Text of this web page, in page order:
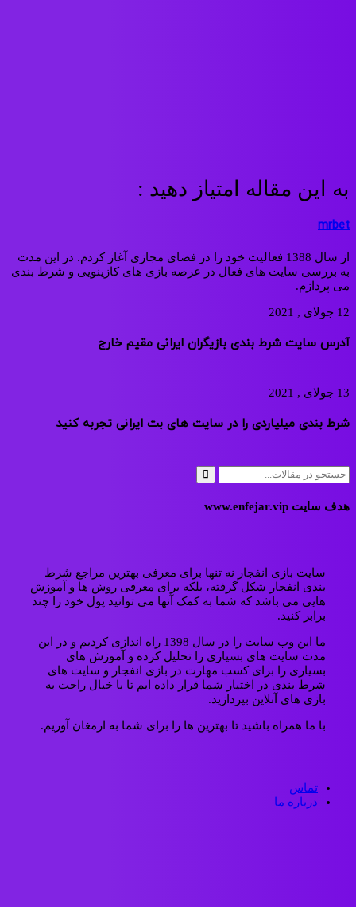
به این مقاله امتیاز دهید :
mrbet
از سال 1388 فعالیت خود را در فضای مجازی آغاز کردم. در این مدت
به بررسی سایت های فعال در عرصه بازی های کازینویی و شرط بندی
می پردازم.
12 جولای , 2021
آدرس سایت شرط بندی بازیگران ایرانی مقیم خارج
13 جولای , 2021
شرط بندی میلیاردی را در سایت های بت ایرانی تجربه کنید
هدف سایت www.enfejar.vip
سایت بازی انفجار نه تنها برای معرفی بهترین مراجع شرط
بندی انفجار شکل گرفته، بلکه برای معرفی روش ها و آموزش
هایی می باشد که شما به کمک آنها می توانید پول خود را چند
برابر کنید.
ما این وب سایت را در سال 1398 راه اندازی کردیم و در این
مدت سایت های بسیاری را تحلیل کرده و آموزش های
بسیاری را برای کسب مهارت در بازی انفجار و سایت های
شرط بندی در اختیار شما قرار داده ایم تا با خیال راحت به
بازی های آنلاین بپردازید.
با ما همراه باشید تا بهترین ها را برای شما به ارمغان آوریم.
تماس
درباره ما